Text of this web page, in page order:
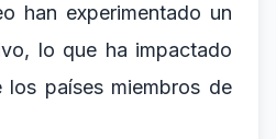
han experimentado un
lo que ha impactado
los países miembros de